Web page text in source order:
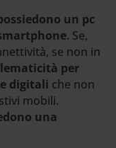
un pc
. Se,
se non in
per
digitali che non
mobili.
una